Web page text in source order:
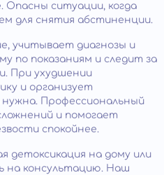
Опасны ситуации, когда
для снятия абстиненции.
учитывает диагнозы и
по показаниям и следит за
При ухудшении
и организует
Профессиональный
и помогает
спокойнее.
детоксикация на дому или
на консультацию. Наш